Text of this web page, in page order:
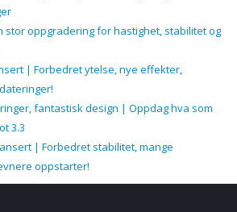
stor oppgradering for hastighet, stabilitet og
| Forbedret ytelse, nye effekter,
fantastisk design | Oppdag hva som
3.3
| Forbedret stabilitet, mange
oppstarter!